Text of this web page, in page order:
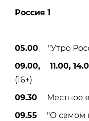
Россия 1
05.00 "Утро
09.00, 11.00,
(16+)
09.30 Местное
09.55 "О самом